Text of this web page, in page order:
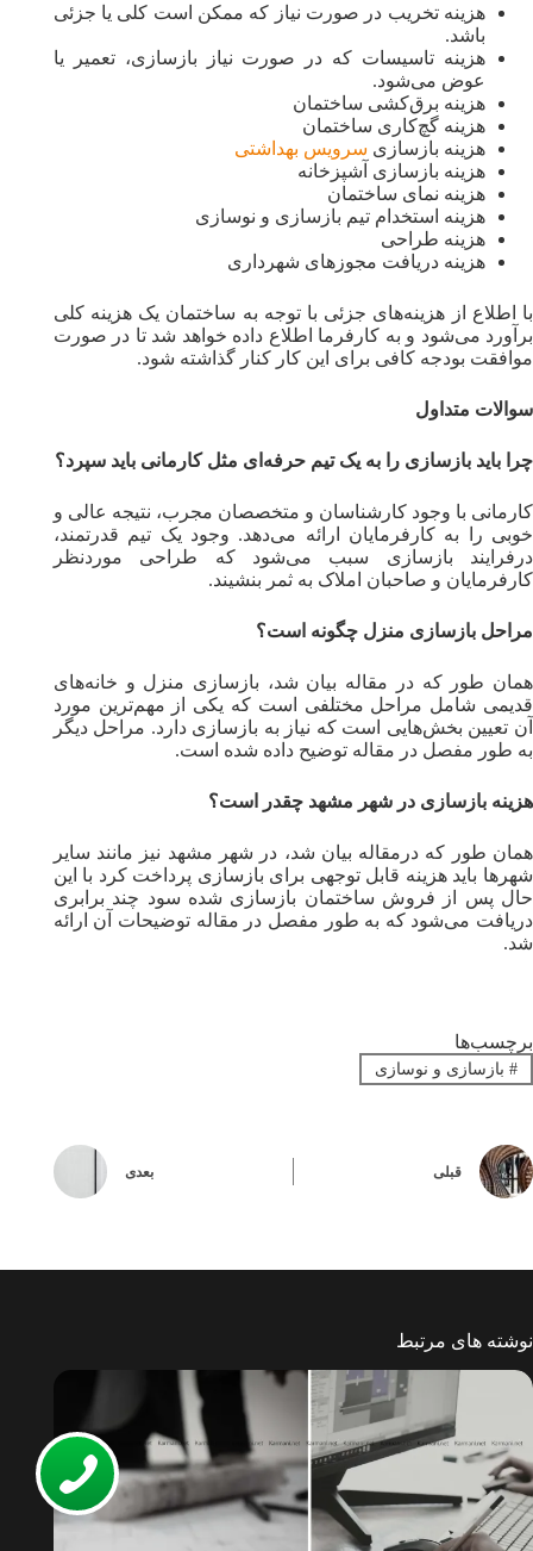
هزینه تخریب در صورت نیاز که ممکن است کلی یا جزئی
باشد.
هزینه تاسیسات که در صورت نیاز بازسازی، تعمیر یا
عوض می‌شود.
هزینه برق‌کشی ساختمان
هزینه گچ‌کاری ساختمان
هزینه بازسازی سرویس بهداشتی
هزینه بازسازی آشپزخانه
هزینه نمای ساختمان
هزینه استخدام تیم بازسازی و نوسازی
هزینه طراحی
هزینه دریافت مجوزهای شهرداری
با اطلاع از هزینه‌‌های جزئی با توجه به ساختمان یک هزینه کلی
برآورد می‌شود و به کارفرما اطلاع داده خواهد شد تا در صورت
موافقت بودجه کافی برای این ‌کار کنار گذاشته شود.
سوالات متداول
چرا باید بازسازی را به یک تیم حرفه‌ای مثل کارمانی باید سپرد؟
کارمانی با وجود کارشناسان و متخصصان مجرب، نتیجه عالی و
خوبی را به کارفرمایان ارائه می‌دهد. وجود یک تیم قدرتمند،
درفرایند بازسازی سبب می‌شود که طراحی موردنظر
کارفرمایان و صاحبان املاک به ثمر بنشیند‌.
مراحل بازسازی منزل چگونه است؟
همان طور که در مقاله بیان شد، بازسازی منزل و خانه‌های
قدیمی شامل مراحل مختلفی است که یکی از مهم‌ترین مورد
آن تعیین بخش‌هایی است که نیاز به بازسازی دارد. مراحل دیگر
به طور مفصل در مقاله توضیح داده شده است.
هزینه بازسازی در شهر مشهد چقدر است؟
همان طور که درمقاله بیان شد، در شهر مشهد نیز مانند سایر
شهرها باید هزینه قابل توجهی برای بازسازی پرداخت کرد با این
حال پس از فروش ساختمان بازسازی شده سود چند برابری
دریافت می‌شود که به طور مفصل در مقاله توضیحات آن ارائه
شد.
برچسب‌ها
#بازسازی و نوسازی
قبلی بعدی
نوشته های مرتبط